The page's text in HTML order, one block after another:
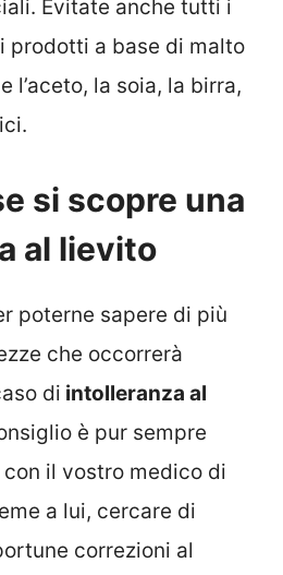
Evitate anche tutti i
prodotti a base di malto
l’aceto, la soia, la birra,
si scopre una
al lievito
poterne sapere di più
che occorrerà
di intolleranza al
è pur sempre
il vostro medico di
a lui, cercare di
correzioni al